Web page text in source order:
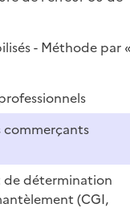
- Méthode par
commerçants
de détermination
(CGI,